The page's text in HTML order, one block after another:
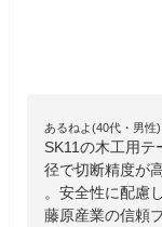
あるねよ(40代・男性)
SK11の木工用
径で切断精度が
。安全性に配慮
藤原産業の信頼